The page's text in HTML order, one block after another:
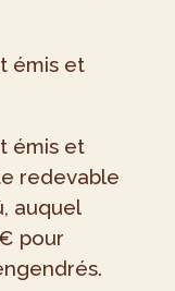
émis et
émis et
redevable
auquel
pour